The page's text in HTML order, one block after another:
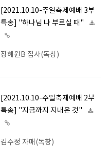
[2021.10.10-주일축제예배 3부
특송] "하나님 나 부르실 때"
장혜원B 집사(독창)
[2021.10.10-주일축제예배 2부
특송] "지금까지 지내온 것"
김수정 자매(독창)